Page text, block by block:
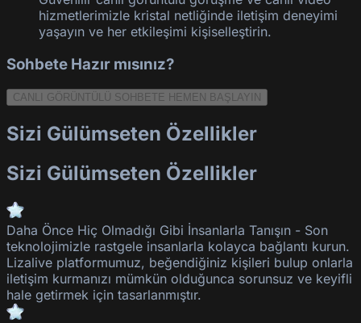
hizmetlerimizle kristal netliğinde iletişim deneyimi
yaşayın ve her etkileşimi kişiselleştirin.
Sohbete Hazır mısınız?
CANLI GÖRÜNTÜLÜ SOHBETE HEMEN BAŞLAYIN
Sizi Gülümseten Özellikler
Sizi Gülümseten Özellikler
Daha Önce Hiç Olmadığı Gibi İnsanlarla Tanışın - Son
teknolojimizle rastgele insanlarla kolayca bağlantı kurun.
Lizalive platformumuz, beğendiğiniz kişileri bulup onlarla
iletişim kurmanızı mümkün olduğunca sorunsuz ve keyifli
hale getirmek için tasarlanmıştır.